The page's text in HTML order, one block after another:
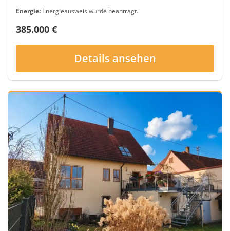
Energie: Energieausweis wurde beantragt.
385.000 €
Details ansehen